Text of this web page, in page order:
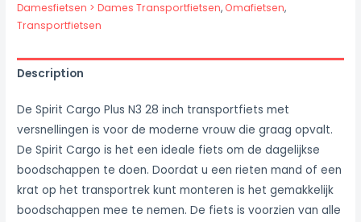
Damesfietsen > Dames Transportfietsen, Omafietsen,
Transportfietsen
Description
De Spirit Cargo Plus N3 28 inch transportfiets met
versnellingen is voor de moderne vrouw die graag opvalt.
De Spirit Cargo is het een ideale fiets om de dagelijkse
boodschappen te doen. Doordat u een rieten mand of een
krat op het transportrek kunt monteren is het gemakkelijk
boodschappen mee te nemen. De fiets is voorzien van alle